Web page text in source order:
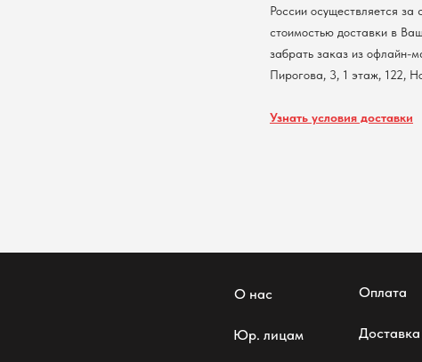
России осуществляется за
стоимостью доставки в
забрать заказ из офлайн-
Пирогова, 3, 1 этаж, 122,
Узнать условия доставки
О нас
Юр. лицам
Оплата
Доставка